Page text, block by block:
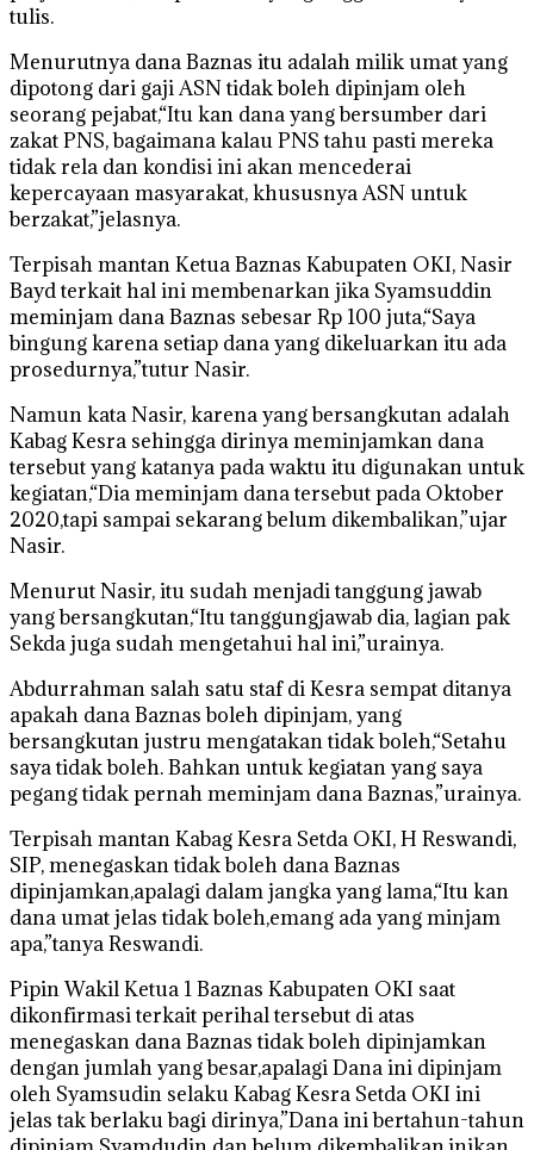
tulis.
Menurutnya dana Baznas itu adalah milik umat yang
dipotong dari gaji ASN tidak boleh dipinjam oleh
seorang pejabat,“Itu kan dana yang bersumber dari
zakat PNS, bagaimana kalau PNS tahu pasti mereka
tidak rela dan kondisi ini akan mencederai
kepercayaan masyarakat, khususnya ASN untuk
berzakat,”jelasnya.
Terpisah mantan Ketua Baznas Kabupaten OKI, Nasir
Bayd terkait hal ini membenarkan jika Syamsuddin
meminjam dana Baznas sebesar Rp 100 juta,“Saya
bingung karena setiap dana yang dikeluarkan itu ada
prosedurnya,”tutur Nasir.
Namun kata Nasir, karena yang bersangkutan adalah
Kabag Kesra sehingga dirinya meminjamkan dana
tersebut yang katanya pada waktu itu digunakan untuk
kegiatan,“Dia meminjam dana tersebut pada Oktober
2020,tapi sampai sekarang belum dikembalikan,”ujar
Nasir.
Menurut Nasir, itu sudah menjadi tanggung jawab
yang bersangkutan,“Itu tanggungjawab dia, lagian pak
Sekda juga sudah mengetahui hal ini,”urainya.
Abdurrahman salah satu staf di Kesra sempat ditanya
apakah dana Baznas boleh dipinjam, yang
bersangkutan justru mengatakan tidak boleh,“Setahu
saya tidak boleh. Bahkan untuk kegiatan yang saya
pegang tidak pernah meminjam dana Baznas,”urainya.
Terpisah mantan Kabag Kesra Setda OKI, H Reswandi,
SIP, menegaskan tidak boleh dana Baznas
dipinjamkan,apalagi dalam jangka yang lama,“Itu kan
dana umat jelas tidak boleh,emang ada yang minjam
apa,”tanya Reswandi.
Pipin Wakil Ketua 1 Baznas Kabupaten OKI saat
dikonfirmasi terkait perihal tersebut di atas
menegaskan dana Baznas tidak boleh dipinjamkan
dengan jumlah yang besar,apalagi Dana ini dipinjam
oleh Syamsudin selaku Kabag Kesra Setda OKI ini
jelas tak berlaku bagi dirinya,”Dana ini bertahun-tahun